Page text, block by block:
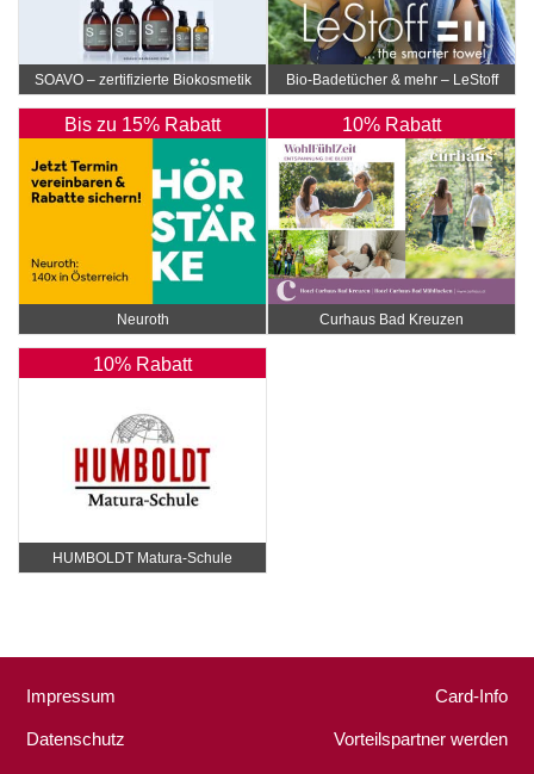
SOAVO – zertifizierte Biokosmetik Bio-Badetücher & mehr – LeStoff
Bis zu 15% Rabatt
Neuroth
10% Rabatt
Curhaus Bad Kreuzen
10% Rabatt
HUMBOLDT Matura-Schule
Impressum
Datenschutz
Card-Info
Vorteilspartner werden